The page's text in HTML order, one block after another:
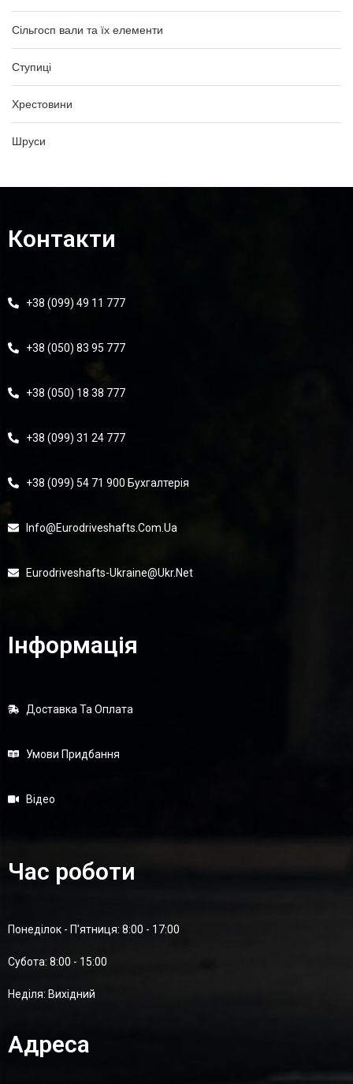
Сільгосп вали та їх елементи
Ступиці
Хрестовини
Шруси
Контакти
+38 (099) 49 11 777
+38 (050) 83 95 777
+38 (050) 18 38 777
+38 (099) 31 24 777
+38 (099) 54 71 900 Бухгалтерія
Info@eurodriveshafts.com.ua
Eurodriveshafts-Ukraine@ukr.net
Інформація
Доставка Та Оплата
Умови Придбання
Відео
Час роботи
Понеділок - П'ятниця: 8:00 - 17:00
Суботa: 8:00 - 15:00
Неділя: Вихідний
Адреса